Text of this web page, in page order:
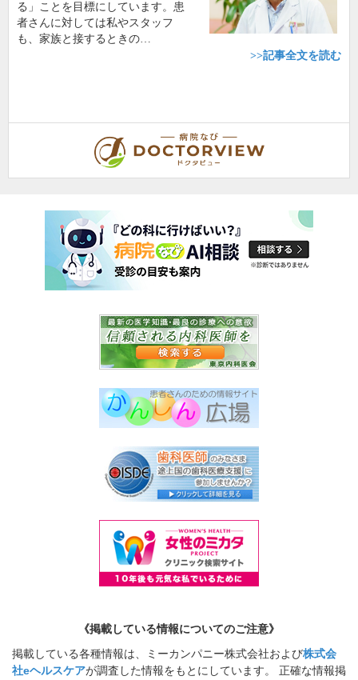
る」ことを目標にしています。患
者さんに対しては私やスタッフ
も、家族と接するときの…
>>記事全文を読む
《掲載している情報についてのご注意》
掲載している各種情報は、ミーカンパニー株式会社および株式会
社eヘルスケアが調査した情報をもとにしています。 正確な情報掲